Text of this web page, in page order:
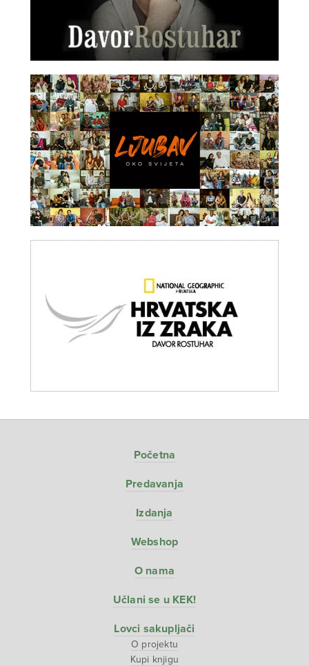
Početna
Predavanja
Izdanja
Webshop
O nama
Učlani se u KEK!
Lovci sakupljači
O projektu
Kupi knjigu